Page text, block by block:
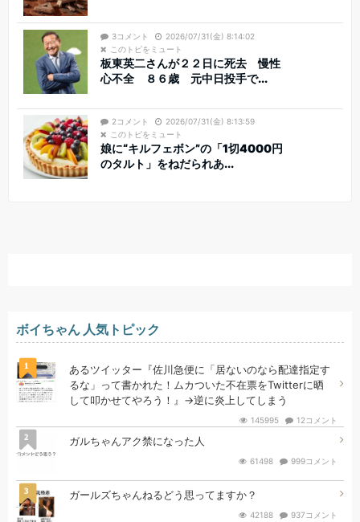
3コメント
2026/07/31(金) 8:14:02
このトピをミュート
板東英二さんが２２日に死去 慢性
心不全 ８６歳 元中日投手で...
2コメント
2026/07/31(金) 8:13:59
このトピをミュート
娘に“キルフェボン”の「1切4000円
のタルト」をねだられあ...
ボイちゃん 人気トピック
1
あるツイッター『佐川急便に「居ないのなら配達指定す
るな」って書かれた！ムカついた不在票をTwitterに晒
して叩かせてやろう！』→逆に炎上してしまう
145995 12コメント
2 ガルちゃんアク禁になった人
61498 999コメント
3 ガールズちゃんねるどう思ってますか？
42188 937コメント